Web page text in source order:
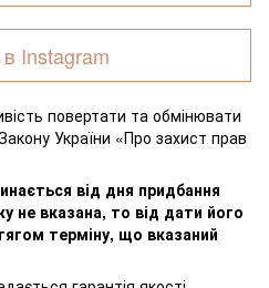
Instagram
повертати та обмінювати
України «Про захист прав
від дня придбання
не вказана, то від дати його
терміну, що вказаний